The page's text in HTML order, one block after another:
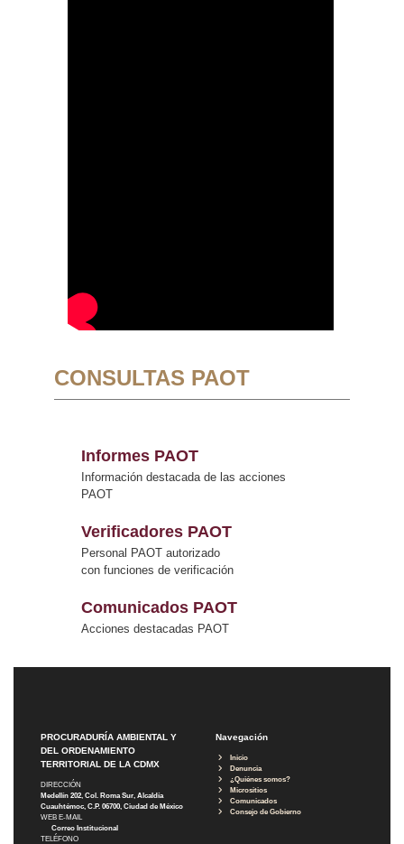
CONSULTAS PAOT
Informes PAOT
Información destacada de las acciones
PAOT
Verificadores PAOT
Personal PAOT autorizado
con funciones de verificación
Comunicados PAOT
Acciones destacadas PAOT
PROCURADURÍA AMBIENTAL Y
DEL ORDENAMIENTO
TERRITORIAL DE LA CDMX
DIRECCIÓN
Medellín 202, Col. Roma Sur, Alcaldía
Cuauhtémoc, C.P. 06700, Ciudad de México
WEB E-MAIL
Correo Institucional
TELÉFONO
Navegación
Inicio
Denuncia
¿Quiénes somos?
Micrositios
Comunicados
Consejo de Gobierno